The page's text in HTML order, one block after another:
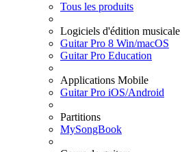
Tous les produits
Logiciels d'édition musicale
Guitar Pro 8 Win/macOS
Guitar Pro Education
Applications Mobile
Guitar Pro iOS/Android
Partitions
MySongBook